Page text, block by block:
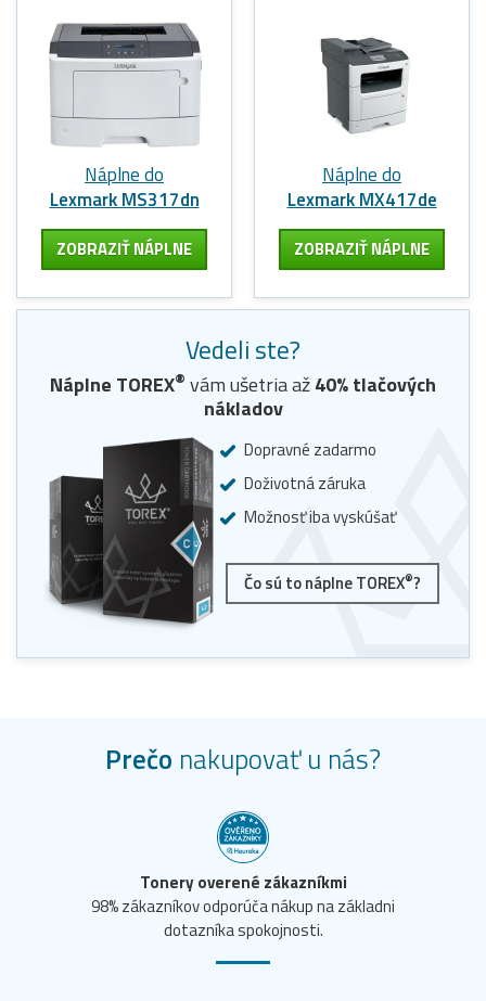
Náplne do
Lexmark MS317dn
ZOBRAZIŤ NÁPLNE
Náplne do
Lexmark MX417de
ZOBRAZIŤ NÁPLNE
Vedeli ste?
Náplne TOREX® vám ušetria až40% tlačových
nákladov
Dopravné zadarmo
Doživotná záruka
Možnosť iba vyskúšať
Čo sú to náplne TOREX®?
Prečo nakupovať u nás?
Tonery overené zákazníkmi
98% zákazníkov odporúča nákup na základni
dotazníka spokojnosti.